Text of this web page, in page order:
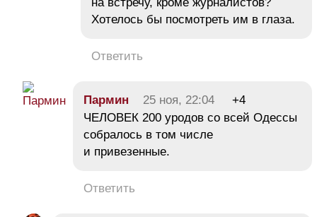
Хотелось бы посмотреть им в глаза.
Ответить
Пармин 25 ноя, 22:04
+4
ЧЕЛОВЕК 200 уродов со всей Одессы
собралось в том числе
и привезенные.
Ответить